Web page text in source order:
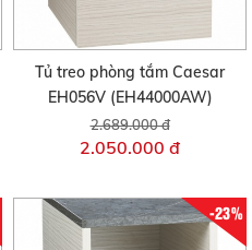
Tủ treo phòng tắm Caesar
EH056V (EH44000AW)
2.689.000 đ
2.050.000 đ
-23%